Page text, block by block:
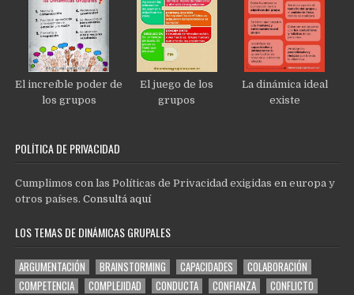
El increíble poder de
los grupos
El juego de los
grupos
La dinámica ideal
existe
POLÍTICA DE PRIVACIDAD
Cumplimos con las Políticas de Privacidad exigidas en europa y
otros países.Consultá aquí
LOS TEMAS DE DINÁMICAS GRUPALES
ARGUMENTACIÓN BRAINSTORMING CAPACIDADES
COLABORACIÓN
COMPETENCIA
COMPLEJIDAD CONDUCTA CONFIANZA
CONFLICTO